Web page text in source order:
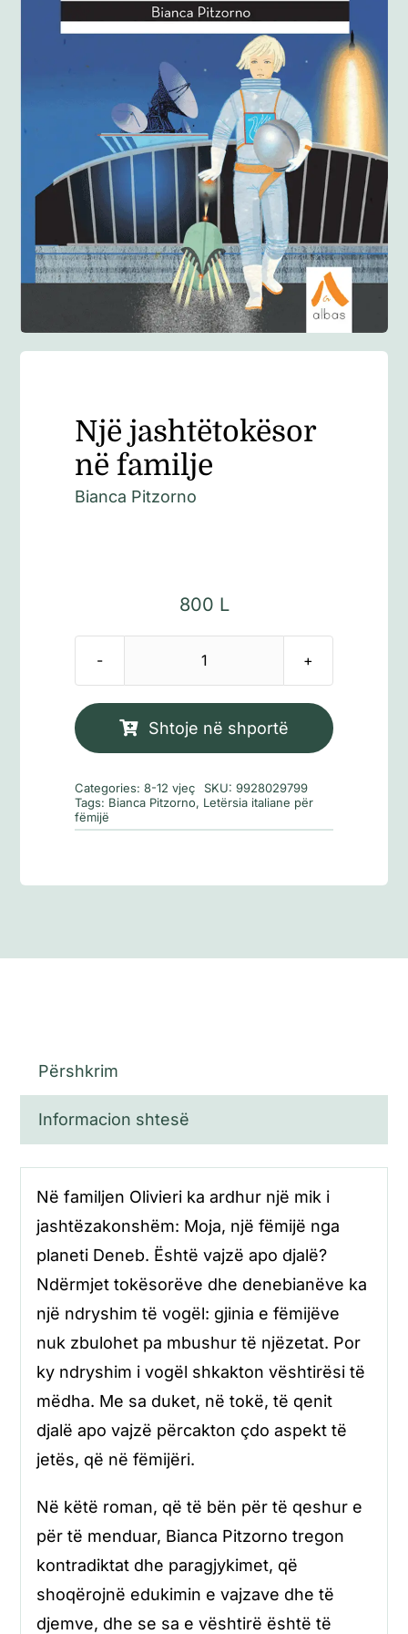
Ditarë
Evente
Blog
Një jashtëtokësor
në familje
Bianca Pitzorno
800 L
Sasi
jashtëtokësor
Shtoje në shportë
Categories:8-12 vjeç SKU:9928029799
Tags: Bianca Pitzorno, Letërsia italiane për
fëmijë
Përshkrim
Informacion shtesë
Në familjen Olivieri ka ardhur një mik i
jashtëzakonshëm: Moja, një fëmijë nga
planeti Deneb. Është vajzë apo djalë?
Ndërmjet tokësorëve dhe denebianëve ka
një ndryshim të vogël: gjinia e fëmijëve
nuk zbulohet pa mbushur të njëzetat. Por
ky ndryshim i vogël shkakton vështirësi të
mëdha. Me sa duket, në tokë, të qenit
djalë apo vajzë përcakton çdo aspekt të
jetës, që në fëmijëri.
Në këtë roman, që të bën për të qeshur e
për të menduar, Bianca Pitzorno tregon
kontradiktat dhe paragjykimet, që
shoqërojnë edukimin e vajzave dhe të
djemve, dhe se sa e vështirë është të